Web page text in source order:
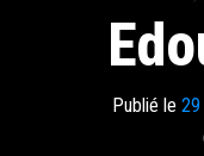
Publié le 29